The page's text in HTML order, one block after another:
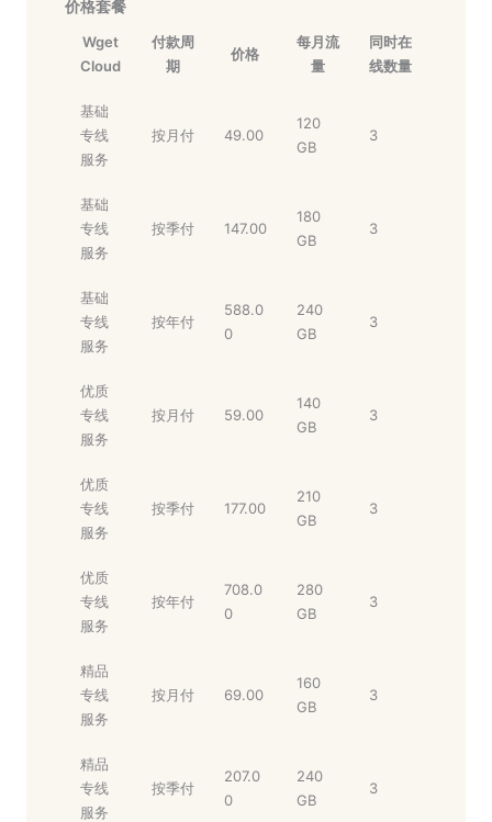
价格套餐
Wget
Cloud
付款周
期
价格
每月流
量
同时在
线数量
基础
专线
服务
按月付 49.00
120
GB
3
基础
专线
服务
按季付 147.00
180
GB
3
基础
专线
服务
按年付
588.0
0
240
GB
3
优质
专线
服务
按月付 59.00
140
GB
3
优质
专线
服务
按季付 177.00
210
GB
3
优质
专线
服务
按年付
708.0
0
280
GB
3
精品
专线
服务
按月付 69.00
160
GB
3
精品
专线
服务
按季付
207.0
0
240
GB
3